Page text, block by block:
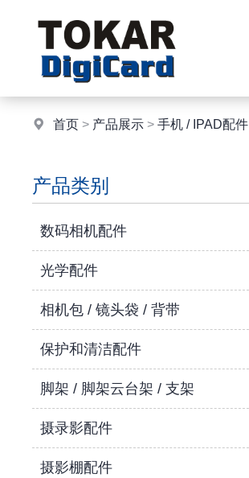
首页 > 产品展示 >手机 / IPAD配件
产品类别
数码相机配件
光学配件
相机包 / 镜头袋 / 背带
保护和清洁配件
脚架 / 脚架云台架 / 支架
摄录影配件
摄影棚配件